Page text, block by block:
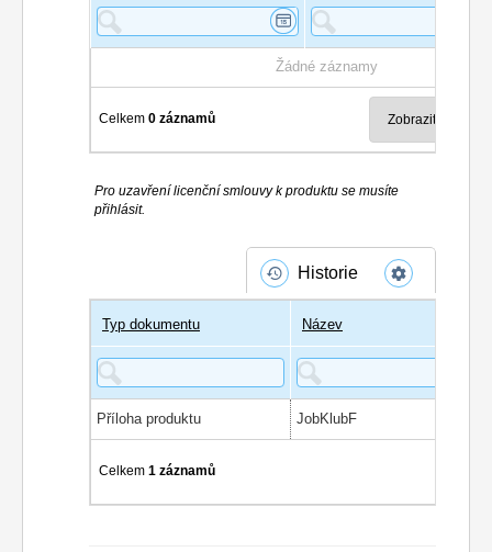
Žádné záznamy
Celkem0 záznamů
Pro uzavření licenční smlouvy k produktu se musíte
přihlásit.
Historie
Typ dokumentu Název
Příloha produktu JobKlubF
Celkem1 záznamů